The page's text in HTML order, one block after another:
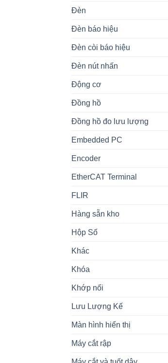
Đèn
Đèn báo hiệu
Đèn còi báo hiệu
Đèn nút nhấn
Động cơ
Đồng hồ
Đồng hồ đo lưu lượng
Embedded PC
Encoder
EtherCAT Terminal
FLIR
Hàng sẵn kho
Hộp Số
Khác
Khóa
Khớp nối
Lưu Lượng Kế
Màn hình hiển thị
Máy cắt rập